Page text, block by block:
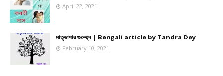
April 22, 2021
মাতৃভাষার গুরুত্ব | Bengali article by Tandra Dey
February 10, 2021